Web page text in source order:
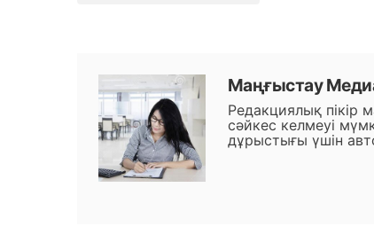
Маңғыстау
Редакциялық пікір
сәйкес келмеуі
дұрыстығы үшін